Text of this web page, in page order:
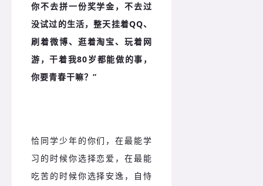
你不去拼一份奖学金，不去过
没试过的生活，整天挂着QQ、
刷着微博、逛着淘宝、玩着网
游，干着我80岁都能做的事，
你要青春干嘛？”
恰同学少年的你们，在最能学
习的时候你选择恋爱，在最能
吃苦的时候你选择安逸，自恃